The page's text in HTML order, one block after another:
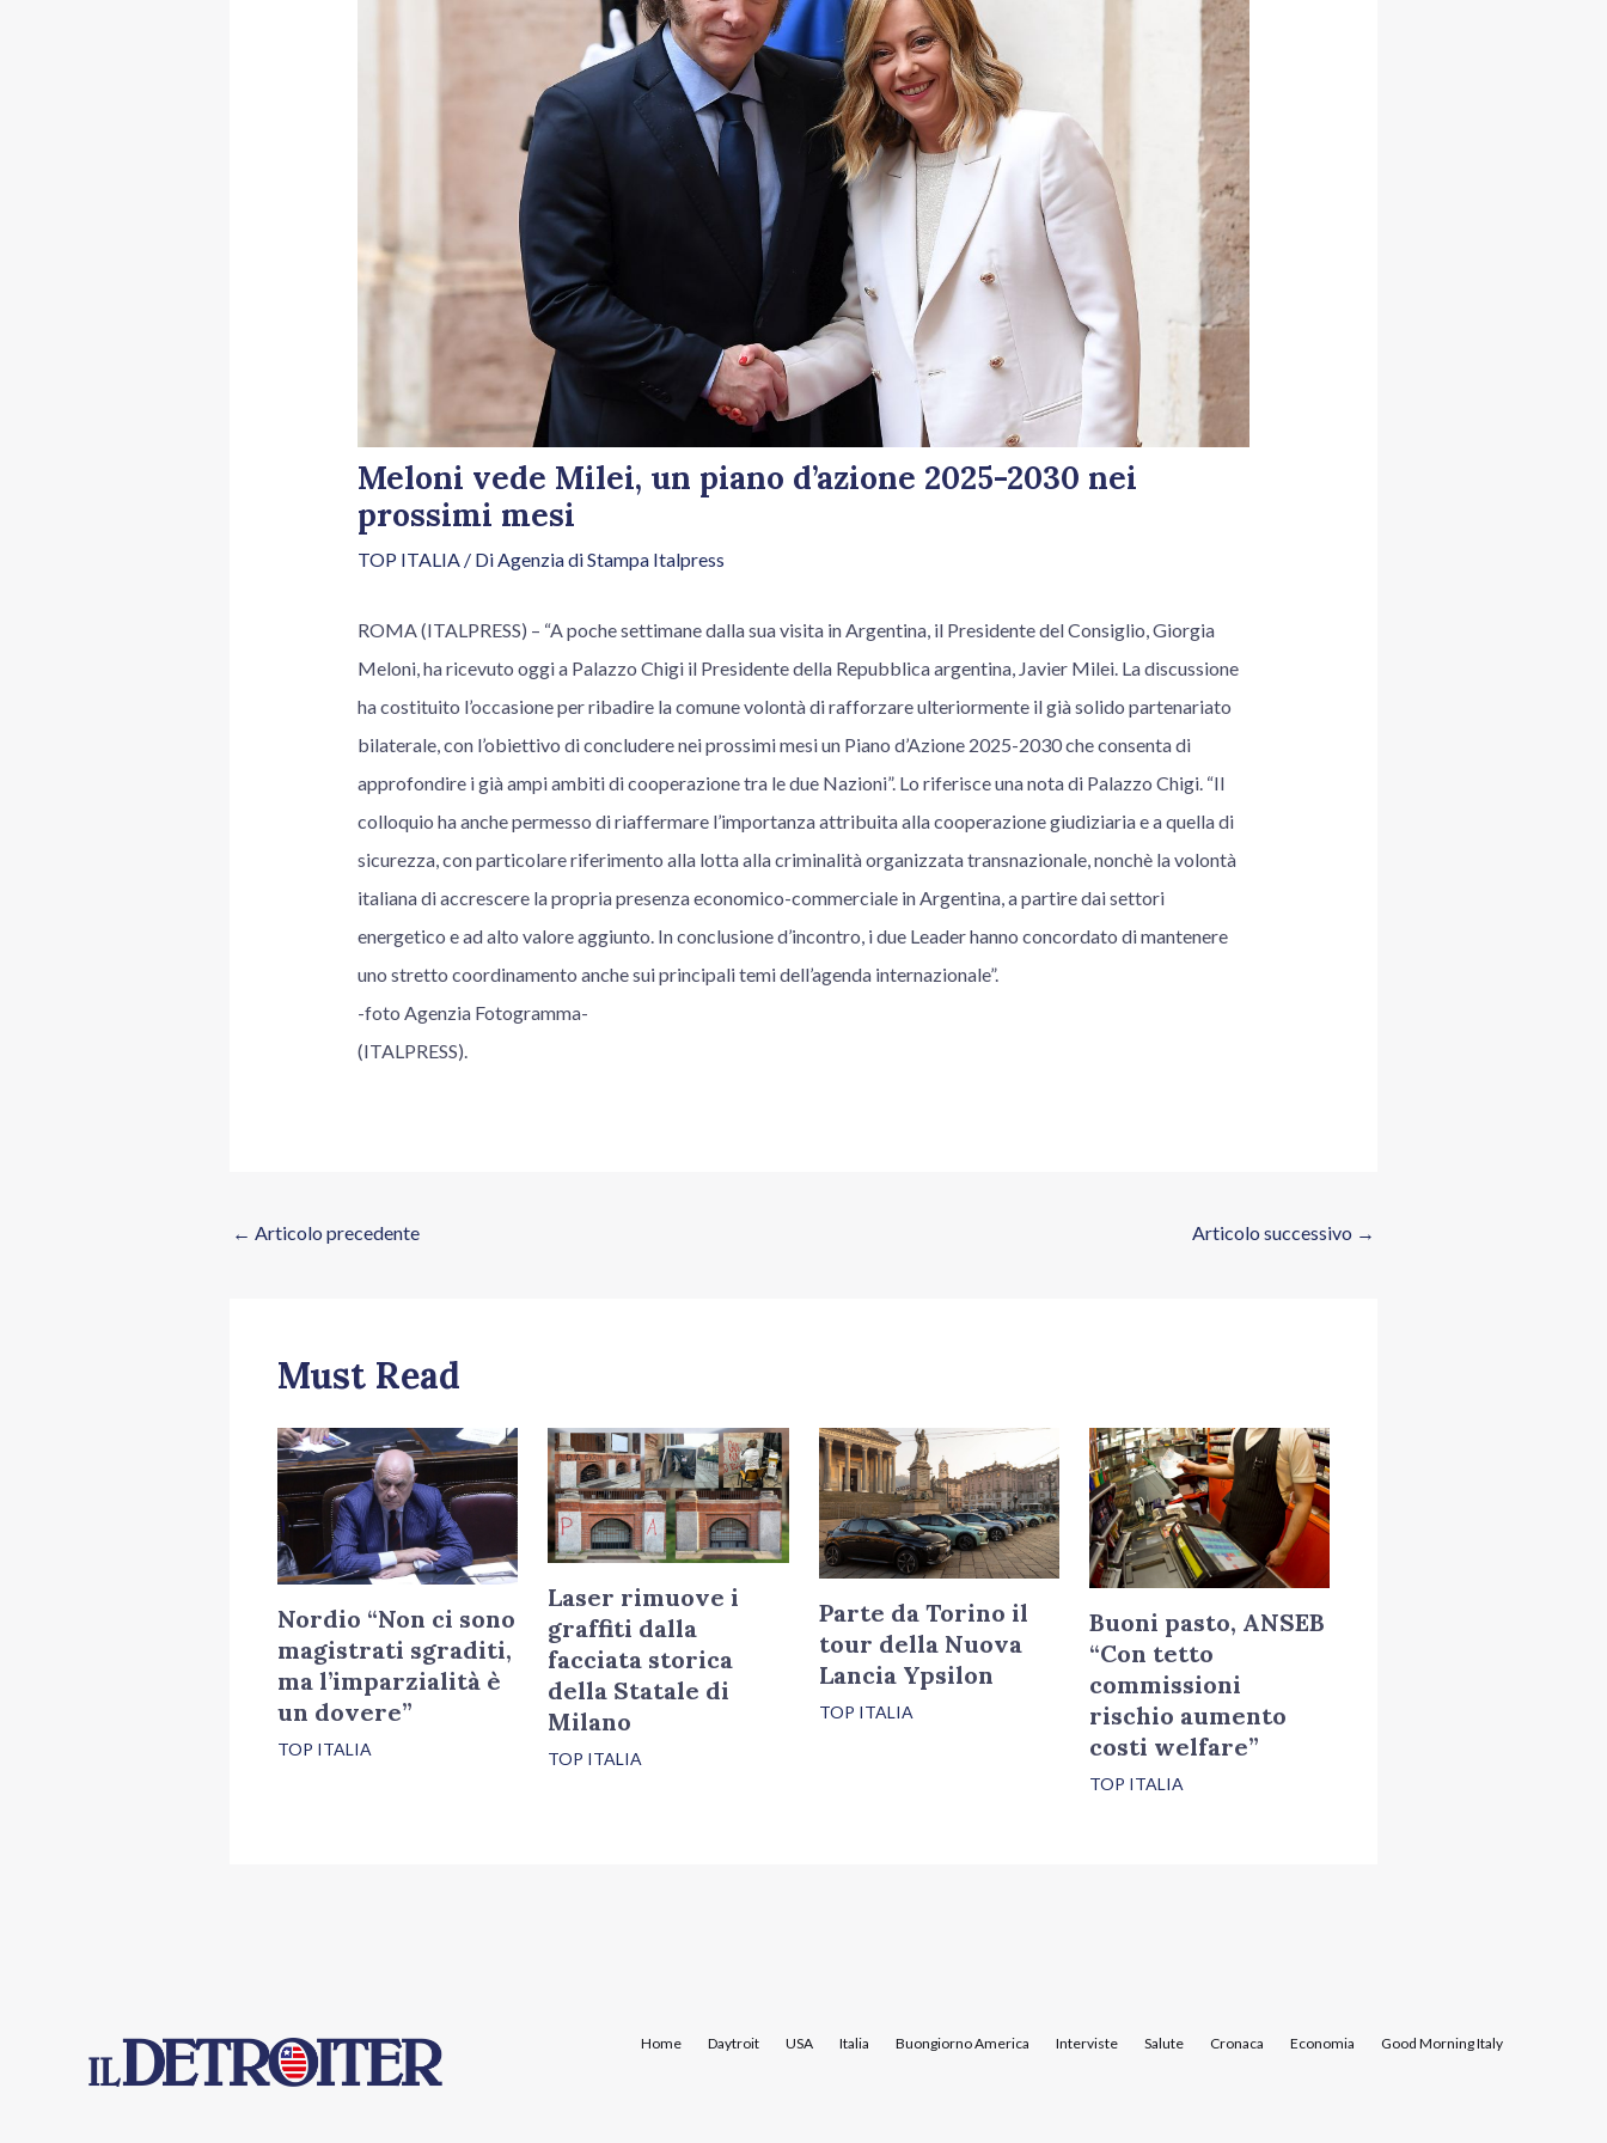
Meloni vede Milei, un piano d’azione 2025-2030 nei
prossimi mesi
TOP ITALIA / Di Agenzia di Stampa Italpress
ROMA (ITALPRESS) – “A poche settimane dalla sua visita in Argentina, il Presidente del Consiglio, Giorgia
Meloni, ha ricevuto oggi a Palazzo Chigi il Presidente della Repubblica argentina, Javier Milei. La discussione
ha costituito l’occasione per ribadire la comune volontà di rafforzare ulteriormente il già solido partenariato
bilaterale, con l’obiettivo di concludere nei prossimi mesi un Piano d’Azione 2025-2030 che consenta di
approfondire i già ampi ambiti di cooperazione tra le due Nazioni”. Lo riferisce una nota di Palazzo Chigi. “Il
colloquio ha anche permesso di riaffermare l’importanza attribuita alla cooperazione giudiziaria e a quella di
sicurezza, con particolare riferimento alla lotta alla criminalità organizzata transnazionale, nonchè la volontà
italiana di accrescere la propria presenza economico-commerciale in Argentina, a partire dai settori
energetico e ad alto valore aggiunto. In conclusione d’incontro, i due Leader hanno concordato di mantenere
uno stretto coordinamento anche sui principali temi dell’agenda internazionale”.
-foto Agenzia Fotogramma-
(ITALPRESS).
← Articolo precedente Articolo successivo →
Must Read
Nordio “Non ci sono
magistrati sgraditi,
ma l’imparzialità è
un dovere”
TOP ITALIA
Laser rimuove i
graffiti dalla
facciata storica
della Statale di
Milano
TOP ITALIA
Parte da Torino il
tour della Nuova
Lancia Ypsilon
TOP ITALIA
Buoni pasto, ANSEB
“Con tetto
commissioni
rischio aumento
costi welfare”
TOP ITALIA
Home Daytroit USA Italia Buongiorno America Interviste Salute Cronaca Economia Good Morning Italy